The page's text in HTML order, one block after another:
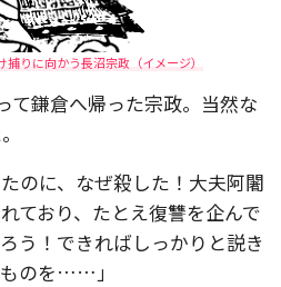
りに向かう長沼宗政（イメージ）
て鎌倉へ帰った宗政。当然な
のに、なぜ殺した！大夫阿闍
ており、たとえ復讐を企んで
う！できればしっかりと説き
のを……」